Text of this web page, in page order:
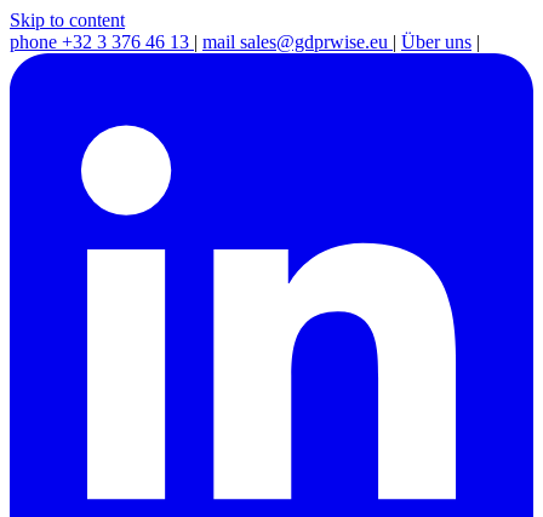
Skip to content
phone +32 3 376 46 13 | mail sales@gdprwise.eu | Über uns |